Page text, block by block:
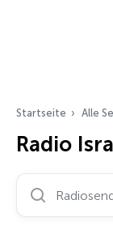
Startseite Alle
Radio
Radiosender